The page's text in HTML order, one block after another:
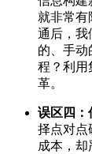
就非常有
通后，我
的、手动
程？利用
革。
误区四：
择点对点
成本，